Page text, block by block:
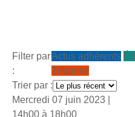
Filter par
:
Actus adhérents
Tribunes
Trier par :
Mercredi 07 juin 2023 |
14h00 à 18h00